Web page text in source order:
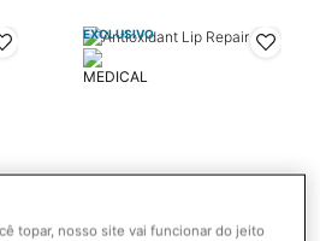
EXCLUSIVO
topar, nosso site vai funcionar do jeito